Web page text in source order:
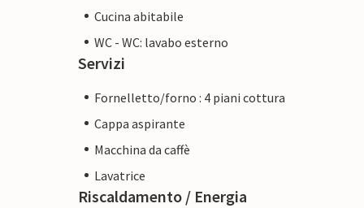
Cucina abitabile
WC - WC: lavabo esterno
Servizi
Fornelletto/forno : 4 piani cottura
Cappa aspirante
Macchina da caffè
Lavatrice
Riscaldamento / Energia